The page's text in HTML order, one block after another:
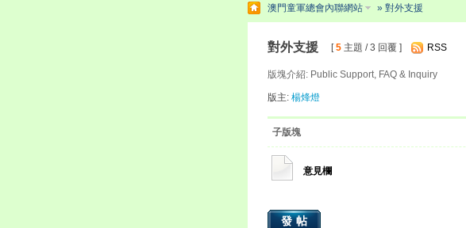
澳門童軍總會內聯網站 » 對外支援
對外支援 [5 主題 / 3 回覆 ] RSS
版塊介紹: Public Support, FAQ & Inquiry
版主: 楊烽燈
子版塊
意見欄
發帖